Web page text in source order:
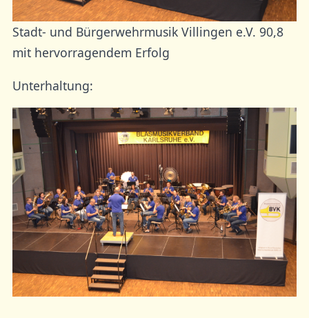
Stadt- und Bürgerwehrmusik Villingen e.V. 90,8
mit hervorragendem Erfolg
Unterhaltung: